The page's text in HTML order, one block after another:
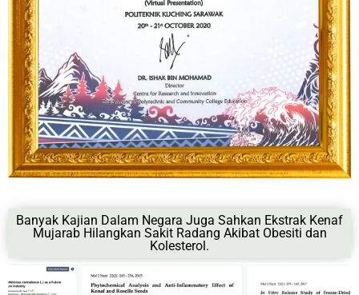
Banyak Kajian Dalam Negara Juga Sahkan Ekstrak Kenaf
Mujarab Hilangkan Sakit Radang Akibat Obesiti dan
Kolesterol.